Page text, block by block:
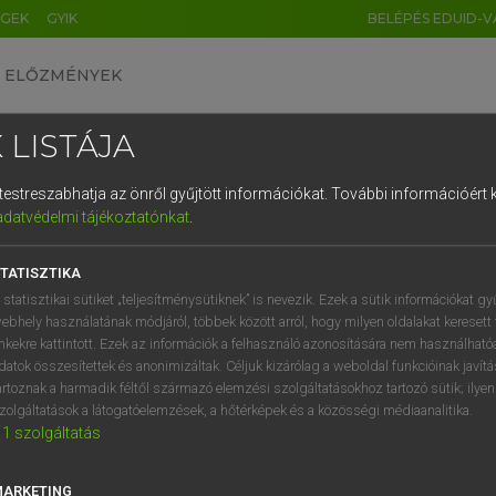
GYIK BELÉPÉS EDUID-
ELŐZMÉNYEK
nagyszótár
VAN ELŐFIZETÉSED?
megtekintéséhez.
LISTÁJA
az önről gyűjtött információkat. További információért
tájékoztatónkat.
statisztikai sütiket „teljesítménysütiknek” is nevezik. Ezek a sütik információkat
használatának módjáról, többek között arról, hogy milyen oldalakat keresett
kattintott. Ezek az információk a felhasználó azonosítására nem
összesítettek és anonimizáltak. Céljuk kizárólag a weboldal funkcióinak
a harmadik féltől származó elemzési szolgáltatásokhoz tartozó sütik;
a látogatóelemzések, a hőtérképek és a közösségi médiaanalitika.
1 szolgáltatás
DE CN FR ES IT NL
1 2 3 4 5 6 7 8 9
q w e r t z u i
a s d f g h j k l é
í y x c v b n m , .